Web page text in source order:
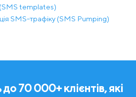
templates)
SMS-трафіку (SMS Pumping)
70 000+ клієнтів, які